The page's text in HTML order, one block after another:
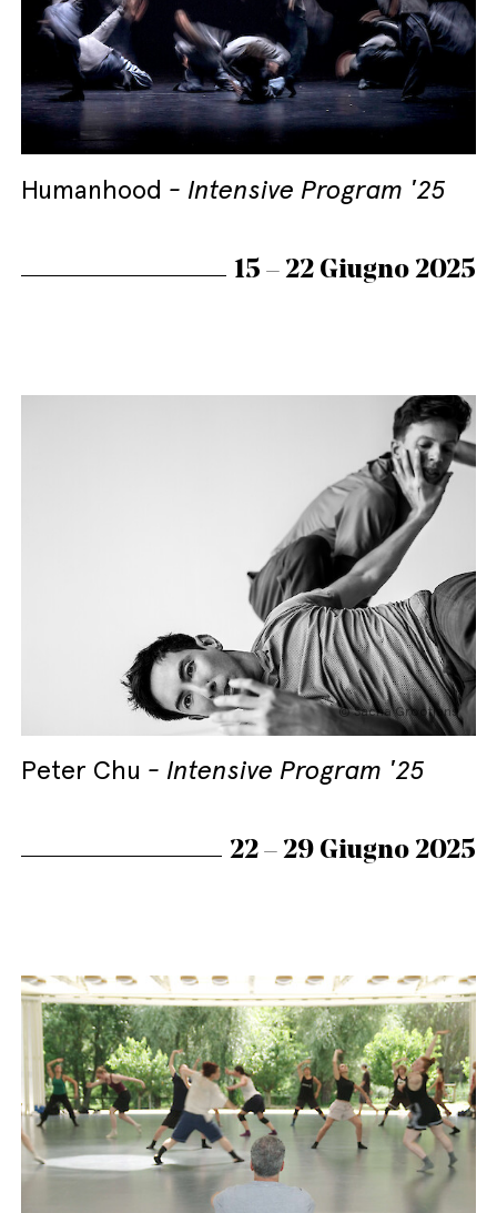
Humanhood Intensive Program '25
15 – 22 Giugno 2025
© Sacha Grootjans
Peter Chu Intensive Program '25
22 – 29 Giugno 2025